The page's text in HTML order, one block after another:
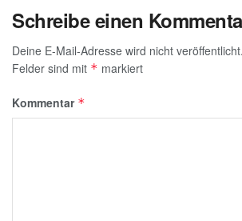
Schreibe einen
Deine E-Mail-Adresse wird nicht veröffentlicht.
Felder sind mit * markiert
Kommentar *